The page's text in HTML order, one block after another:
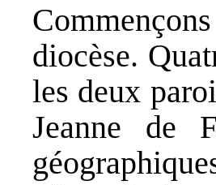
diocèse.
les deux
Jeanne de